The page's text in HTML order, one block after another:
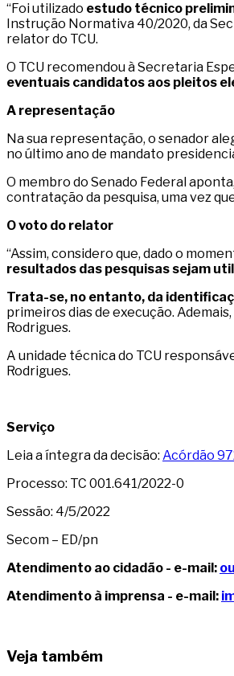
“Foi utilizado estudo técnico
Instrução Normativa 40/2020, da
relator do TCU.
O TCU recomendou à Secretaria
eventuais candidatos aos pleitos
A representação
Na sua representação, o senador
no último ano de mandato
O membro do Senado Federal
contratação da pesquisa, uma vez
O voto do relator
“Assim, considero que, dado o
resultados das pesquisas sejam
Trata-se, no entanto, da
primeiros dias de execução.
Rodrigues.
A unidade técnica do TCU
Rodrigues.
Serviço
Leia a íntegra da decisão: Acórdão
Processo: TC 001.641/2022-0
Sessão: 4/5/2022
Secom – ED/pn
Atendimento ao cidadão - e-mail:
Atendimento à imprensa - e-mail:
Veja também